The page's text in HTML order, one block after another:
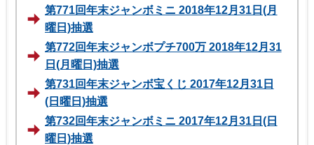
第771回年末ジャンボミニ 2018年12月31日(月
曜日)抽選
第772回年末ジャンボプチ700万 2018年12月31
日(月曜日)抽選
第731回年末ジャンボ宝くじ 2017年12月31日
(日曜日)抽選
第732回年末ジャンボミニ 2017年12月31日(日
曜日)抽選